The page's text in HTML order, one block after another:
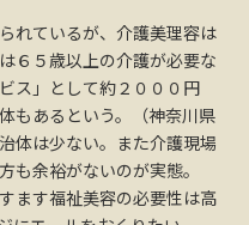
れているが、介護美理容は
６５歳以上の介護が必要な
ス」として約２０００円
もあるという。（神奈川県
体は少ない。また介護現場
も余裕がないのが実態。
ます福祉美容の必要性は高